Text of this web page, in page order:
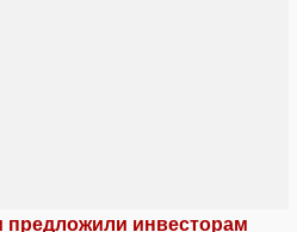
предложили инвесторам